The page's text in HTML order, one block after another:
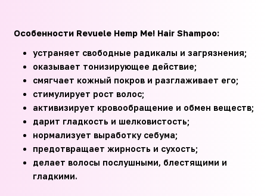
Особенности Revuele Hemp Me! Hair Shampoo:
устраняет свободные радикалы и загрязнения;
оказывает тонизирующее действие;
смягчает кожный покров и разглаживает его;
стимулирует рост волос;
активизирует кровообращение и обмен веществ;
дарит гладкость и шелковистость;
нормализует выработку себума;
предотвращает жирность и сухость;
делает волосы послушными, блестящими и
гладкими.